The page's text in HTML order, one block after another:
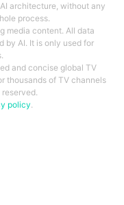
architecture, without any
process.
media content. All data
by AI. It is only used for
and concise global TV
thousands of TV channels
policy.